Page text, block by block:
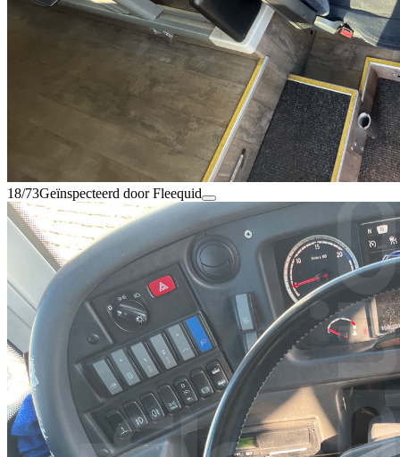
18/73Geïnspecteerd door Fleequid